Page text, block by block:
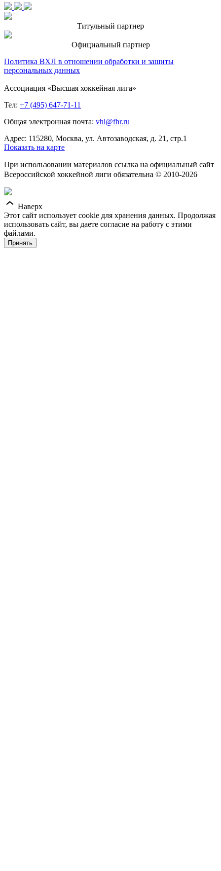
Титульный партнер
Официальный партнер
Политика ВХЛ в отношении обработки и защиты
персональных данных
Ассоциация «Высшая хоккейная лига»
Тел: +7 (495) 647-71-11
Общая электронная почта: vhl@fhr.ru
Адрес: 115280, Москва, ул. Автозаводская, д. 21, стр.1
Показать на карте
При использовании материалов ссылка на официальный сайт
Всероссийской хоккейной лиги обязательна © 2010-2026
Наверх
Этот сайт использует cookie для хранения данных. Продолжая
использовать сайт, вы даете согласие на работу с этими
файлами.
Принять